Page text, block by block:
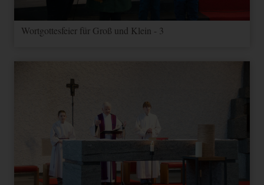
Wortgottesfeier für Groß und Klein - 3